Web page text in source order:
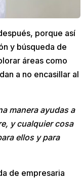
porque así
y búsqueda de
áreas como
a no encasillar al
manera ayudas a
y cualquier cosa
ellos y para
de empresaria